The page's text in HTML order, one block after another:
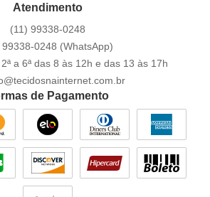
Atendimento
(11) 99338-0248
99338-0248 (WhatsApp)
a 6ª das 8 às 12h e das 13 às 17h
de Pagamento